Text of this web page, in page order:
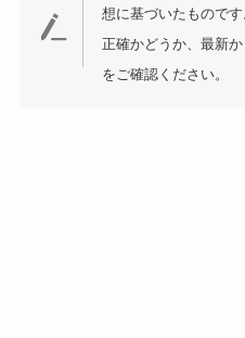
想に基づいたものです
正確かどうか、最新
をご確認ください。